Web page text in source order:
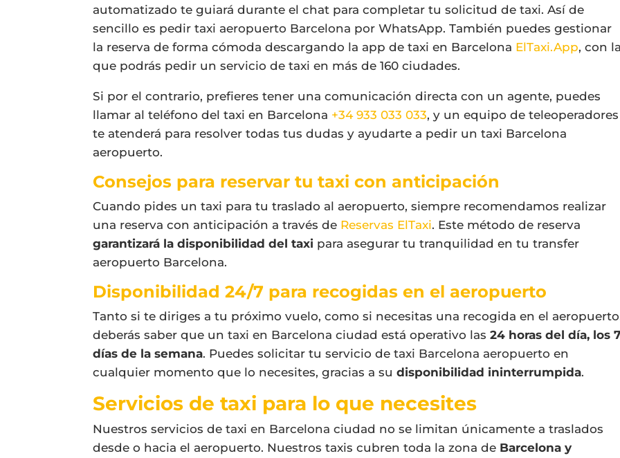
automatizado te guiará durante el chat para completar tu solicitud de taxi. Así de
sencillo es pedir taxi aeropuerto Barcelona por WhatsApp. También puedes gestionar
la reserva de forma cómoda descargando la app de taxi en Barcelona ElTaxi.App, con
que podrás pedir un servicio de taxi en más de 160 ciudades.
Si por el contrario, prefieres tener una comunicación directa con un agente, puedes
llamar al teléfono del taxi en Barcelona +34 933 033 033, y un equipo de teleoperadores
te atenderá para resolver todas tus dudas y ayudarte a pedir un taxi Barcelona
aeropuerto.
Consejos para reservar tu taxi con anticipación
Cuando pides un taxi para tu traslado al aeropuerto, siempre recomendamos realizar
una reserva con anticipación a través de Reservas ElTaxi. Este método de reserva
garantizará la disponibilidad del taxi para asegurar tu tranquilidad en tu transfer
aeropuerto Barcelona.
Disponibilidad 24/7 para recogidas en el aeropuerto
Tanto si te diriges a tu próximo vuelo, como si necesitas una recogida en el
deberás saber que untaxi en Barcelona ciudad está operativo las24 horas del día, los
días de la semana. Puedes solicitar tu servicio detaxi Barcelona aeropuerto en
cualquier momento que lo necesites, gracias a sudisponibilidad ininterrumpida.
Servicios de taxi para lo que necesites
Nuestros servicios detaxi en Barcelona ciudad no se limitan únicamente a traslados
desde o hacia el aeropuerto. Nuestros taxis cubren toda la zona de Barcelona y